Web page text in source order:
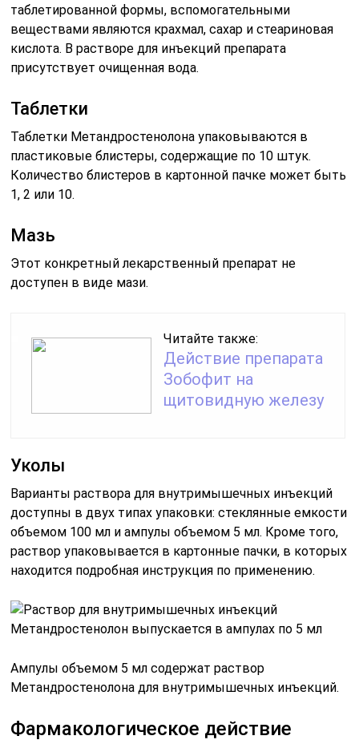
таблетированной формы, вспомогательными
веществами являются крахмал, сахар и стеариновая
кислота. В растворе для инъекций препарата
присутствует очищенная вода.
Таблетки
Таблетки Метандростенолона упаковываются в
пластиковые блистеры, содержащие по 10 штук.
Количество блистеров в картонной пачке может быть
1, 2 или 10.
Мазь
Этот конкретный лекарственный препарат не
доступен в виде мази.
Читайте также:
Действие препарата
Зобофит на
щитовидную железу
Уколы
Варианты раствора для внутримышечных инъекций
доступны в двух типах упаковки: стеклянные емкости
объемом 100 мл и ампулы объемом 5 мл. Кроме того,
раствор упаковывается в картонные пачки, в которых
находится подробная инструкция по применению.
Ампулы объемом 5 мл содержат раствор
Метандростенолона для внутримышечных инъекций.
Фармакологическое действие